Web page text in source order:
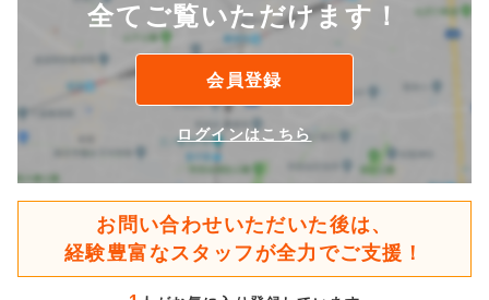
全てご覧いただけます！
会員登録
ログインはこちら
お問い合わせいただいた後は、
経験豊富なスタッフが全力でご支援！